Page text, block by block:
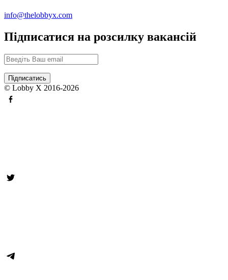
info@thelobbyx.com
Підписатися на розсилку вакансій
© Lobby X 2016-2026